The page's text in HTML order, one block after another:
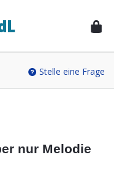
Stelle eine Frage
nur Melodie